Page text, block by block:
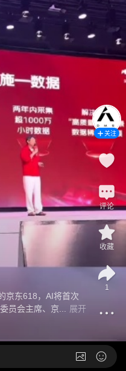
京东618，AI将首次
员会主席、京...
展开
关注
评论
收藏
1